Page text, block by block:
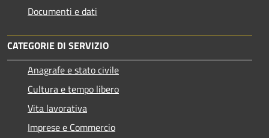
Documenti e dati
CATEGORIE DI SERVIZIO
Anagrafe e stato civile
Cultura e tempo libero
Vita lavorativa
Imprese e Commercio